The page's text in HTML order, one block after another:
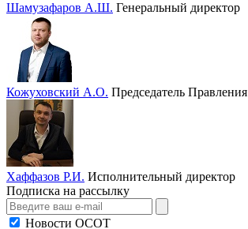
Шамузафаров А.Ш. Генеральный директор
Кожуховский А.О. Председатель Правления
Хаффазов Р.И. Исполнительный директор
Подписка на рассылку
Новости ОСОТ